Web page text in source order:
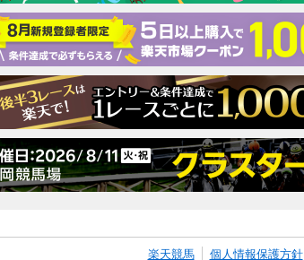
楽天競馬 個人情報保護方針